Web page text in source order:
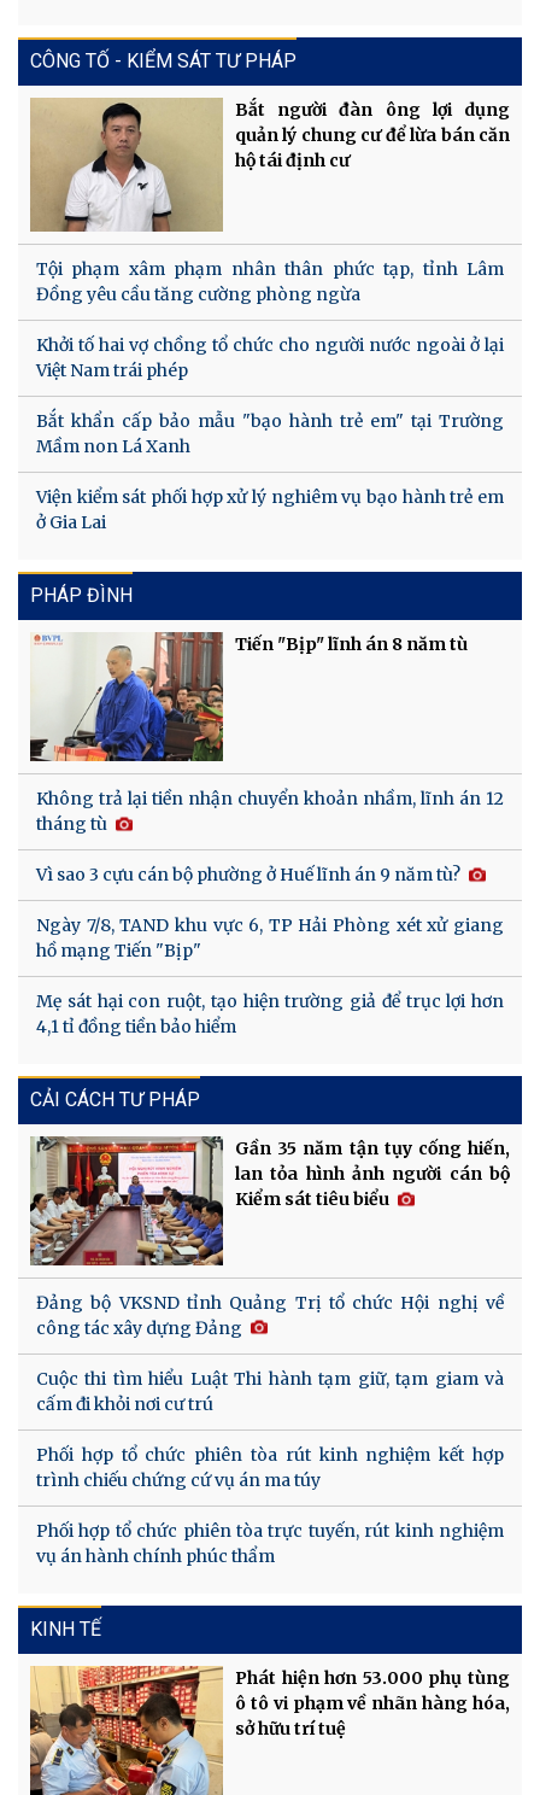
CÔNG TỐ - KIỂM SÁT TƯ PHÁP
Bắt người đàn ông lợi dụng
quản lý chung cư để lừa bán căn
hộ tái định cư
Tội phạm xâm phạm nhân thân phức tạp, tỉnh Lâm
Đồng yêu cầu tăng cường phòng ngừa
Khởi tố hai vợ chồng tổ chức cho người nước ngoài ở lại
Việt Nam trái phép
Bắt khẩn cấp bảo mẫu "bạo hành trẻ em" tại Trường
Mầm non Lá Xanh
Viện kiểm sát phối hợp xử lý nghiêm vụ bạo hành trẻ em
ở Gia Lai
PHÁP ĐÌNH
Tiến "Bịp" lĩnh án 8 năm tù
Không trả lại tiền nhận chuyển khoản nhầm, lĩnh án 12
tháng tù
Vì sao 3 cựu cán bộ phường ở Huế lĩnh án 9 năm tù?
Ngày 7/8, TAND khu vực 6, TP Hải Phòng xét xử giang
hồ mạng Tiến "Bịp"
Mẹ sát hại con ruột, tạo hiện trường giả để trục lợi hơn
4,1 tỉ đồng tiền bảo hiểm
CẢI CÁCH TƯ PHÁP
Gần 35 năm tận tụy cống hiến,
lan tỏa hình ảnh người cán bộ
Kiểm sát tiêu biểu
Đảng bộ VKSND tỉnh Quảng Trị tổ chức Hội nghị về
công tác xây dựng Đảng
Cuộc thi tìm hiểu Luật Thi hành tạm giữ, tạm giam và
cấm đi khỏi nơi cư trú
Phối hợp tổ chức phiên tòa rút kinh nghiệm kết hợp
trình chiếu chứng cứ vụ án ma túy
Phối hợp tổ chức phiên tòa trực tuyến, rút kinh nghiệm
vụ án hành chính phúc thẩm
KINH TẾ
Phát hiện hơn 53.000 phụ tùng
ô tô vi phạm về nhãn hàng hóa,
sở hữu trí tuệ